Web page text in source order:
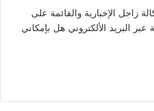
زاجل الإخبارية والقائمة على
عبر البريد الألكتروني هل بإمكاني